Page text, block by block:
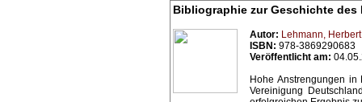
Bibliographie zur Geschichte
Autor: Lehmann, Herbert
ISBN: 978-3869290683
Veröffentlicht am:
Hohe Anstrengungen
Vereinigung